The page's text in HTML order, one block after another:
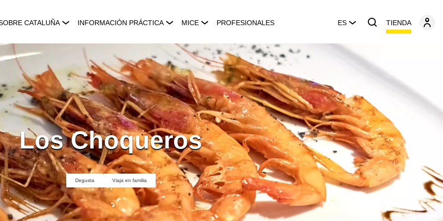
CATALUÑA INFORMACIÓN PRÁCTICA MICE PROFESIONALES ES TIENDA
Los Choqueros
Degusta Viaja en familia